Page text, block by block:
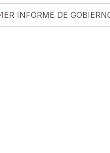
1ER INFORME DE